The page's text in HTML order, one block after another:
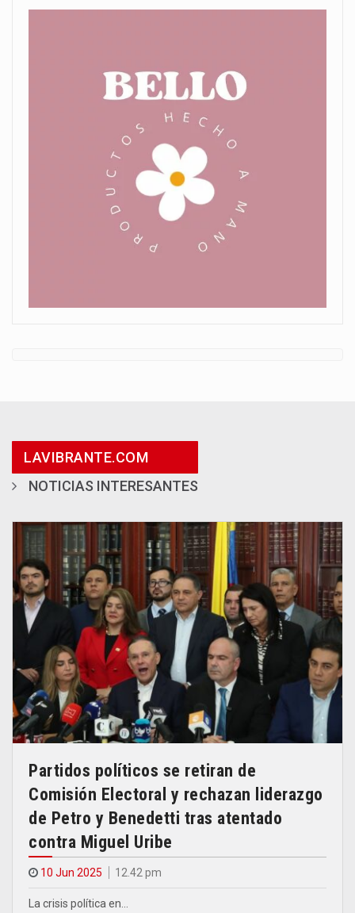
LAVIBRANTE.COM
NOTICIAS INTERESANTES
Partidos políticos se retiran de
Comisión Electoral y rechazan liderazgo
de Petro y Benedetti tras atentado
contra Miguel Uribe
10 Jun 2025 12.42 pm
La crisis política en…